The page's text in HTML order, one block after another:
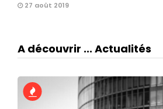
27 août 2019
A découvrir ... Actualités